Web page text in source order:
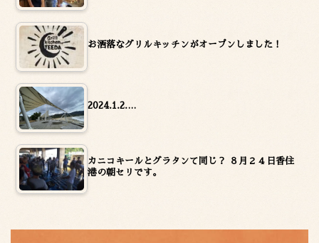
お洒落なグリルキッチンがオープンしました！
2024.1.2.…
カニコキールとグラタンて同じ？ ８月２４日香住
港の朝セリです。